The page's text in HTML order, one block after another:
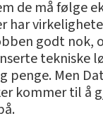
de må følge
har
godt nok,
tekniske
penge. Men
kommer til å